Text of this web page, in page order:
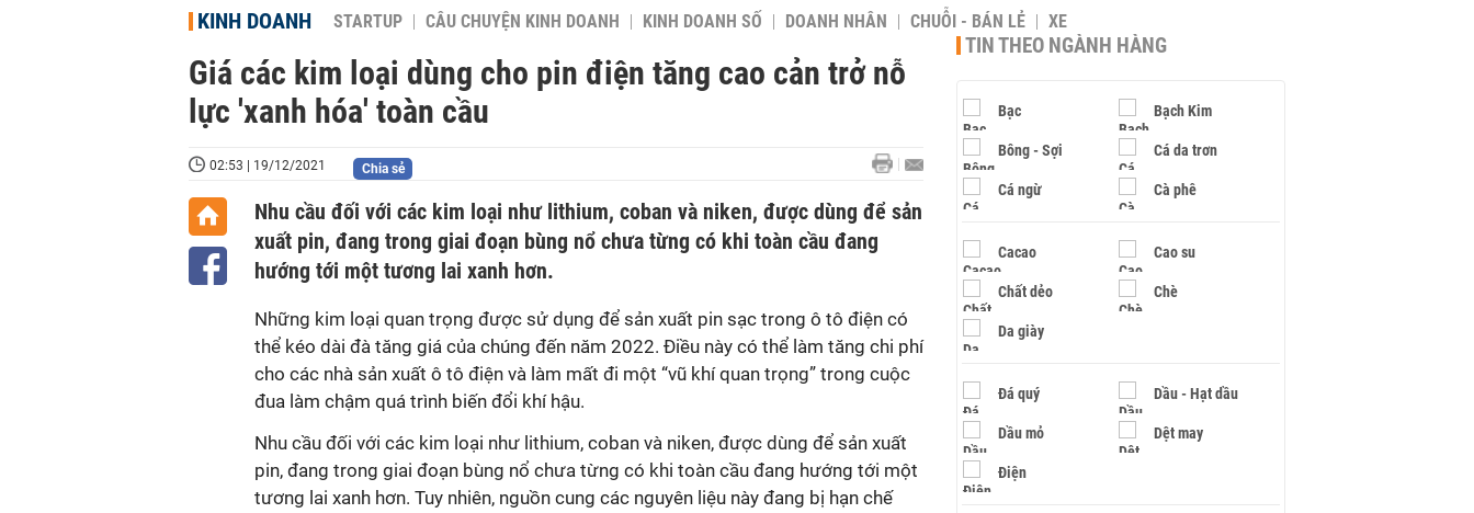
KINH DOANH STARTUP CÂU CHUYỆN KINH DOANH KINH DOANH SỐ DOANH NHÂN CHUỖI - BÁN LẺ XE
Giá các kim loại dùng cho pin điện tăng cao cản trở nỗ
lực 'xanh hóa' toàn cầu
02:53 | 19/12/2021 Chia sẻ
Nhu cầu đối với các kim loại như lithium, coban và niken, được dùng để sản
xuất pin, đang trong giai đoạn bùng nổ chưa từng có khi toàn cầu đang
hướng tới một tương lai xanh hơn.
Những kim loại quan trọng được sử dụng để sản xuất pin sạc trong ô tô điện có
thể kéo dài đà tăng giá của chúng đến năm 2022. Điều này có thể làm tăng chi phí
cho các nhà sản xuất ô tô điện và làm mất đi một “vũ khí quan trọng” trong cuộc
đua làm chậm quá trình biến đổi khí hậu.
Nhu cầu đối với các kim loại như lithium, coban và niken, được dùng để sản xuất
pin, đang trong giai đoạn bùng nổ chưa từng có khi toàn cầu đang hướng tới một
tương lai xanh hơn. Tuy nhiên, nguồn cung các nguyên liệu này đang bị hạn chế
TIN THEO NGÀNH HÀNG
Bạc Bạch Kim
Bông - Sợi Cá da trơn
Cá ngừ Cà phê
Cacao Cao su
Chất dẻo Chè
Da giày
Đá quý Dầu - Hạt dầu
Dầu mỏ Dệt may
Điện